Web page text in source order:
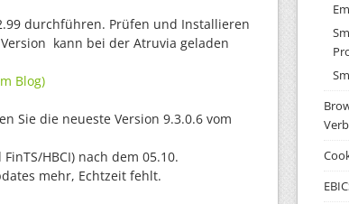
durchführen. Prüfen und Installieren
kann bei der Atruvia geladen
Blog)
Sie die neueste Version 9.3.0.6 vom
HBCI) nach dem 05.10.
mehr, Echtzeit fehlt.